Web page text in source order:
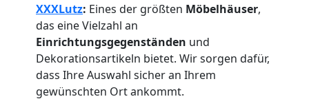
XXXLutz: Eines der größten Möbelhäuser,
das eine Vielzahl an
Einrichtungsgegenständen und
Dekorationsartikeln bietet. Wir sorgen dafür,
dass Ihre Auswahl sicher an Ihrem
gewünschten Ort ankommt.